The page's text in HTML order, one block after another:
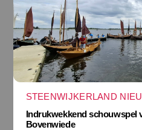
STEENWIJKERLAND
Indrukwekkend schouwspel
Bovenwiede